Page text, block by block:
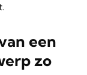
een
zo